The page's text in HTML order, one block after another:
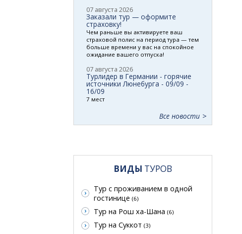
07 августа 2026
Заказали тур — оформите
страховку!
Чем раньше вы активируете ваш
страховой полис на период тура — тем
больше времени у вас на спокойное
ожидание вашего отпуска!
07 августа 2026
Турлидер в Германии - горячие
источники Люнебурга - 09/09 -
16/09
7 мест
Все новости
ВИДЫ ТУРОВ
Тур с проживанием в одной
гостинице (6)
Тур на Рош ха-Шана (6)
Тур на Суккот (3)